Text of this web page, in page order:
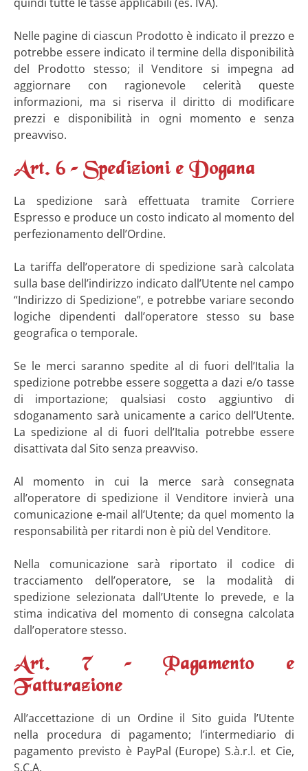
Nelle pagine di ciascun Prodotto è indicato il prezzo e
potrebbe essere indicato il termine della disponibilità
del Prodotto stesso; il Venditore si impegna ad
aggiornare con ragionevole celerità queste
informazioni, ma si riserva il diritto di modificare
prezzi e disponibilità in ogni momento e senza
preavviso.
Art. 6 – Spedizioni e Dogana
La spedizione sarà effettuata tramite Corriere
Espresso e produce un costo indicato al momento del
perfezionamento dell’Ordine.
La tariffa dell’operatore di spedizione sarà calcolata
sulla base dell’indirizzo indicato dall’Utente nel campo
“Indirizzo di Spedizione”, e potrebbe variare secondo
logiche dipendenti dall’operatore stesso su base
geografica o temporale.
Se le merci saranno spedite al di fuori dell’Italia la
spedizione potrebbe essere soggetta a dazi e/o tasse
di importazione; qualsiasi costo aggiuntivo di
sdoganamento sarà unicamente a carico dell’Utente.
La spedizione al di fuori dell’Italia potrebbe essere
disattivata dal Sito senza preavviso.
Al momento in cui la merce sarà consegnata
all’operatore di spedizione il Venditore invierà una
comunicazione e-mail all’Utente; da quel momento la
responsabilità per ritardi non è più del Venditore.
Nella comunicazione sarà riportato il codice di
tracciamento dell’operatore, se la modalità di
spedizione selezionata dall’Utente lo prevede, e la
stima indicativa del momento di consegna calcolata
dall’operatore stesso.
Art. 7 – Pagamento e
Fatturazione
All’accettazione di un Ordine il Sito guida l’Utente
nella procedura di pagamento; l’intermediario di
pagamento previsto è PayPal (Europe) S.à.r.l. et Cie,
S.C.A.